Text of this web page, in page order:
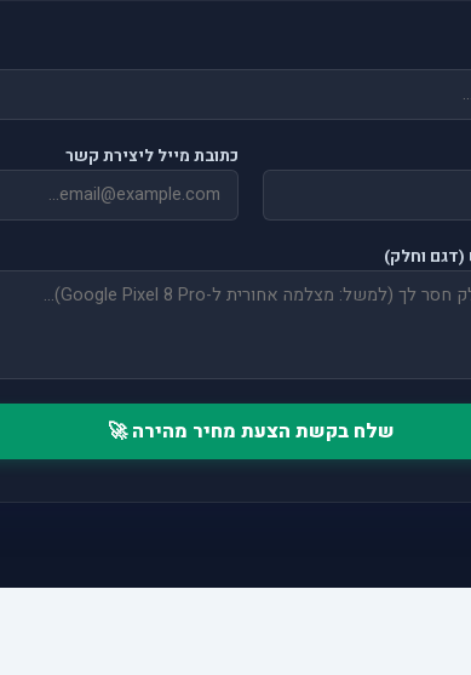
כתובת מייל ליצירת קשר
וחלק)
שלח בקשת הצעת מחיר מהירה 🚀